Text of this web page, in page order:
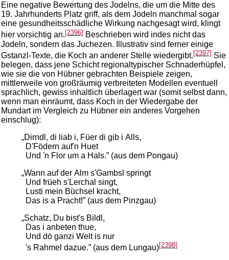
Eine negative Bewertung des Jodelns, die um die Mitte des
19. Jahrhunderts Platz griff, als dem Jodeln manchmal sogar
eine gesundheitsschädliche Wirkung nachgesagt wird, klingt
hier vorsichtig an.[2396] Beschrieben wird indes nicht das
Jodeln, sondern das Juchezen. Illustrativ sind ferner einige
Gstanzl-Texte, die Koch an anderer Stelle wiedergibt.[2397] Sie
belegen, dass jene Schicht regionaltypischer Schnaderhüpfel,
wie sie die von Hübner gebrachten Beispiele zeigen,
mittlerweile von großräumig verbreiteten Modellen eventuell
sprachlich, gewiss inhaltlich überlagert war (somit selbst dann,
wenn man einräumt, dass Koch in der Wiedergabe der
Mundart im Vergleich zu Hübner ein anderes Vorgehen
einschlug):
„Dirndl, di liab i, Füer di gib i Alls,
D'Födern auf'n Huet
Und 'n Flor um a Hals.” (aus dem Pongau)
„Wann auf der Alm s'Gambsl springt
Und früeh s'Lerchal singt,
Lusti mein Büchsel kracht,
Das is a Pracht!” (aus dem Pinzgau)
„Schatz, Du bist's Bildl,
Das i anbeten thue,
Und dö ganzi Welt is nur
's Rahmel dazue.” (aus dem Lungau)[2398]